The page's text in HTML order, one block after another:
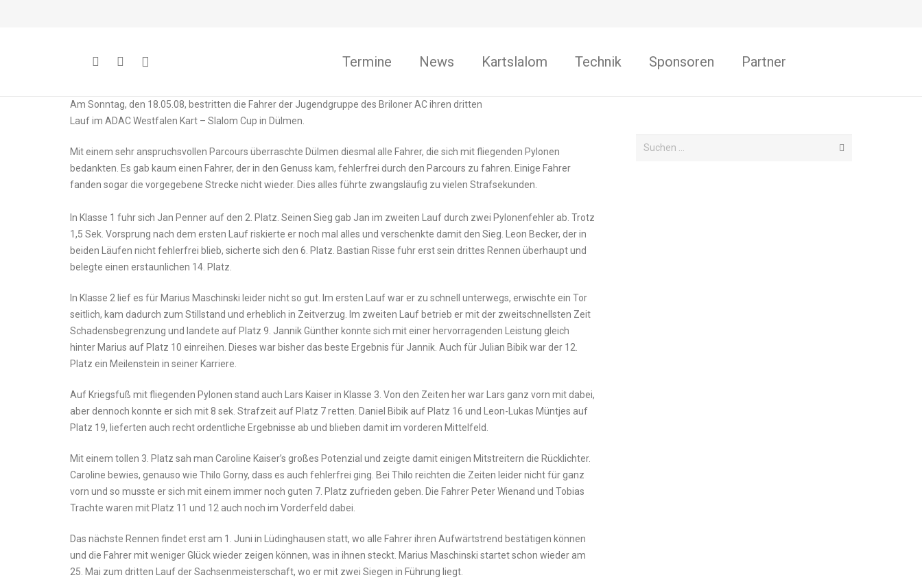
Termine News Kartslalom Technik Sponsoren Partner
Am Sonntag, den 18.05.08, bestritten die Fahrer der Jugendgruppe des Briloner AC ihren dritten
Lauf im ADAC Westfalen Kart – Slalom Cup in Dülmen.
Mit einem sehr anspruchsvollen Parcours überraschte Dülmen diesmal alle Fahrer, die sich mit fliegenden Pylonen
bedankten. Es gab kaum einen Fahrer, der in den Genuss kam, fehlerfrei durch den Parcours zu fahren. Einige Fahrer
fanden sogar die vorgegebene Strecke nicht wieder. Dies alles führte zwangsläufig zu vielen Strafsekunden.
In Klasse 1 fuhr sich Jan Penner auf den 2. Platz. Seinen Sieg gab Jan im zweiten Lauf durch zwei Pylonenfehler ab. Trotz
1,5 Sek. Vorsprung nach dem ersten Lauf riskierte er noch mal alles und verschenkte damit den Sieg. Leon Becker, der in
beiden Läufen nicht fehlerfrei blieb, sicherte sich den 6. Platz. Bastian Risse fuhr erst sein drittes Rennen überhaupt und
belegte einen erstaunlichen 14. Platz.
In Klasse 2 lief es für Marius Maschinski leider nicht so gut. Im ersten Lauf war er zu schnell unterwegs, erwischte ein Tor
seitlich, kam dadurch zum Stillstand und erheblich in Zeitverzug. Im zweiten Lauf betrieb er mit der zweitschnellsten Zeit
Schadensbegrenzung und landete auf Platz 9. Jannik Günther konnte sich mit einer hervorragenden Leistung gleich
hinter Marius auf Platz 10 einreihen. Dieses war bisher das beste Ergebnis für Jannik. Auch für Julian Bibik war der 12.
Platz ein Meilenstein in seiner Karriere.
Auf Kriegsfuß mit fliegenden Pylonen stand auch Lars Kaiser in Klasse 3. Von den Zeiten her war Lars ganz vorn mit dabei,
aber dennoch konnte er sich mit 8 sek. Strafzeit auf Platz 7 retten. Daniel Bibik auf Platz 16 und Leon-Lukas Müntjes auf
Platz 19, lieferten auch recht ordentliche Ergebnisse ab und blieben damit im vorderen Mittelfeld.
Mit einem tollen 3. Platz sah man Caroline Kaiser’s großes Potenzial und zeigte damit einigen Mitstreitern die Rücklichter.
Caroline bewies, genauso wie Thilo Gorny, dass es auch fehlerfrei ging. Bei Thilo reichten die Zeiten leider nicht für ganz
vorn und so musste er sich mit einem immer noch guten 7. Platz zufrieden geben. Die Fahrer Peter Wienand und Tobias
Trachte waren mit Platz 11 und 12 auch noch im Vorderfeld dabei.
Das nächste Rennen findet erst am 1. Juni in Lüdinghausen statt, wo alle Fahrer ihren Aufwärtstrend bestätigen können
und die Fahrer mit weniger Glück wieder zeigen können, was in ihnen steckt. Marius Maschinski startet schon wieder am
25. Mai zum dritten Lauf der Sachsenmeisterschaft, wo er mit zwei Siegen in Führung liegt.
Suchen